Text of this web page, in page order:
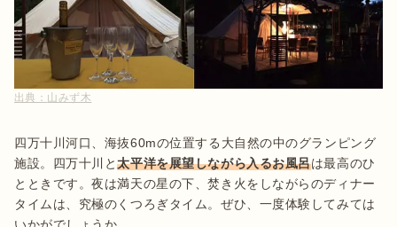
出典： 山みず木
四万十川河口、海抜60mの位置する大自然の中のグランピング
施設。四万十川と太平洋を展望しながら入るお風呂は最高のひ
とときです。夜は満天の星の下、焚き火をしながらのディナー
タイムは、究極のくつろぎタイム。ぜひ、一度体験してみては